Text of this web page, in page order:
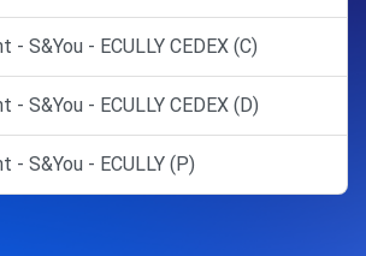
- S&You - ECULLY CEDEX (C)
- S&You - ECULLY CEDEX (D)
- S&You - ECULLY (P)